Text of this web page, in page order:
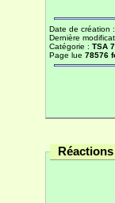
Date de création
Dernière
Catégorie : TSA
Page lue 78576